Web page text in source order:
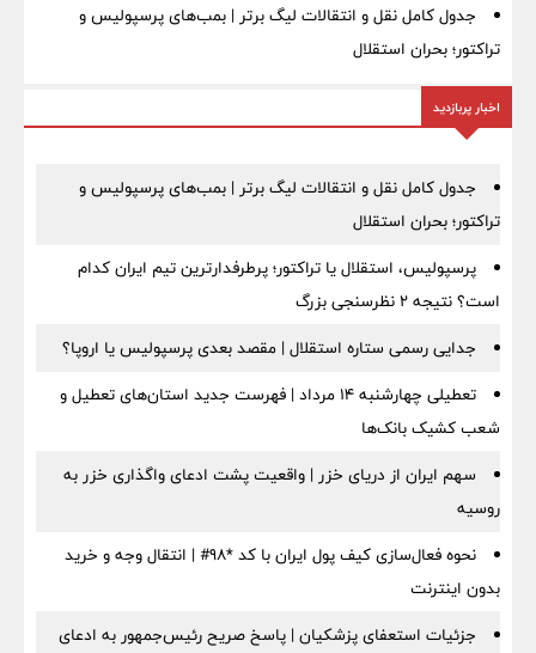
جدول کامل نقل و انتقالات لیگ برتر | بمب‌های پرسپولیس و
تراکتور؛ بحران استقلال
اخبار پربازدید
جدول کامل نقل و انتقالات لیگ برتر | بمب‌های پرسپولیس و
تراکتور؛ بحران استقلال
پرسپولیس، استقلال یا تراکتور؛ پرطرفدارترین تیم ایران کدام
است؟ نتیجه ۲ نظرسنجی بزرگ
جدایی رسمی ستاره استقلال | مقصد بعدی پرسپولیس یا اروپا؟
تعطیلی چهارشنبه ۱۴ مرداد | فهرست جدید استان‌های تعطیل و
شعب کشیک بانک‌ها
سهم ایران از دریای خزر | واقعیت پشت ادعای واگذاری خزر به
روسیه
نحوه فعال‌سازی کیف پول ایران با کد *98# | انتقال وجه و خرید
بدون اینترنت
جزئیات استعفای پزشکیان | پاسخ صریح رئیس‌جمهور به ادعای